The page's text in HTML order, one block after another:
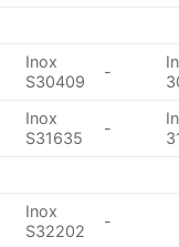
Inox
S30409
-
Inox
S31635
-
Inox
S32202
-